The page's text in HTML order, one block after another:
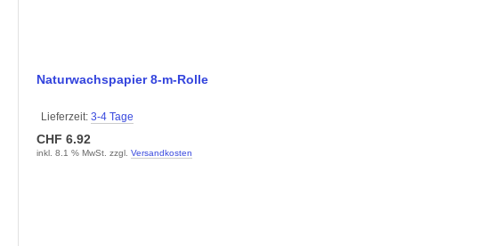
Naturwachspapier 8-m-Rolle
Lieferzeit: 3-4 Tage
CHF 6.92
inkl. 8.1 % MwSt. zzgl. Versandkosten